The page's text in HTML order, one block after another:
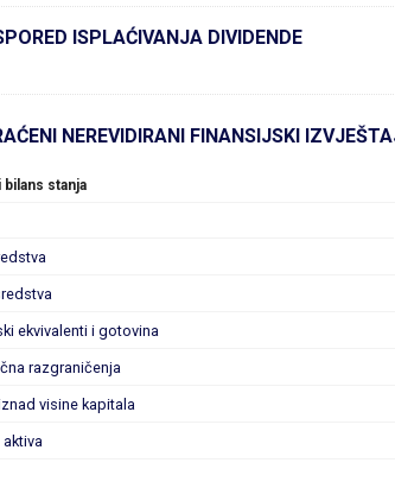
ISPLAĆIVANJA DIVIDENDE
NEREVIDIRANI FINANSIJSKI
bilans stanja
ekvivalenti i gotovina
razgraničenja
visine kapitala
aktiva